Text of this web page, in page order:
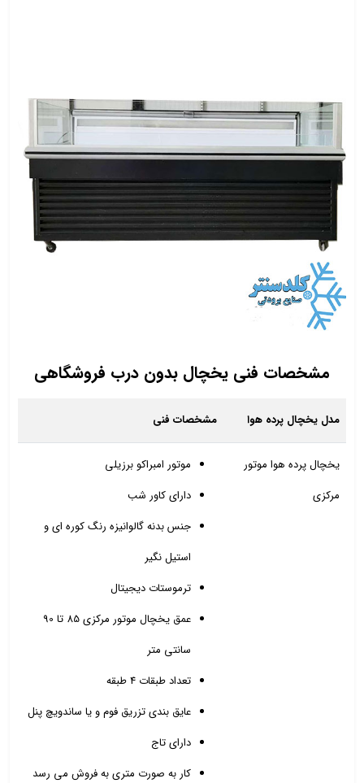
مشخصات فنی یخچال بدون درب فروشگاهی
مدل یخچال پرده هوا مشخصات فنی
یخچال پرده هوا موتور
مرکزی
موتور امبراکو برزیلی
دارای کاور شب
جنس بدنه گالوانیزه رنگ کوره ای و
استیل نگیر
ترموستات دیجیتال
عمق یخچال موتور مرکزی 85 تا 90
سانتی متر
تعداد طبقات 4 طبقه
عایق بندی تزریق فوم و یا ساندویچ پنل
دارای تاج
کار به صورت متری به فروش می رسد